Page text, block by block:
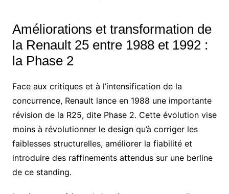
Améliorations et transformation de
la Renault 25 entre 1988 et 1992 :
la Phase 2
Face aux critiques et à l’intensification de la
concurrence, Renault lance en 1988 une importante
révision de la R25, dite Phase 2. Cette évolution vise
moins à révolutionner le design qu’à corriger les
faiblesses structurelles, améliorer la fiabilité et
introduire des raffinements attendus sur une berline
de ce standing.